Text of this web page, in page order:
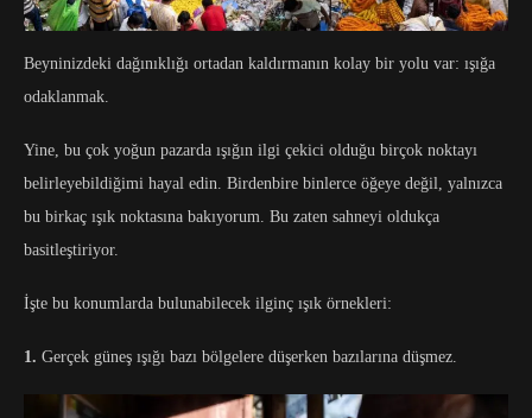
Beyninizdeki dağınıklığı ortadan kaldırmanın kolay bir yolu var: ışığa
odaklanmak.
Yine, bu çok yoğun pazarda ışığın ilgi çekici olduğu birçok noktayı
belirleyebildiğimi hayal edin. Birdenbire binlerce öğeye değil, yalnızca
bu birkaç ışık noktasına bakıyorum. Bu zaten sahneyi oldukça
basitleştiriyor.
İşte bu konumlarda bulunabilecek ilginç ışık örnekleri:
1. Gerçek güneş ışığı bazı bölgelere düşerken bazılarına düşmez.